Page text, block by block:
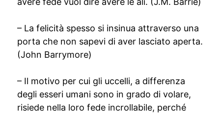
– La felicità spesso si insinua attraverso una
porta che non sapevi di aver lasciato aperta.
(John Barrymore)
– Il motivo per cui gli uccelli, a differenza
degli esseri umani sono in grado di volare,
risiede nella loro fede incrollabile, perché